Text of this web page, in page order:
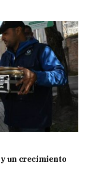
un crecimiento